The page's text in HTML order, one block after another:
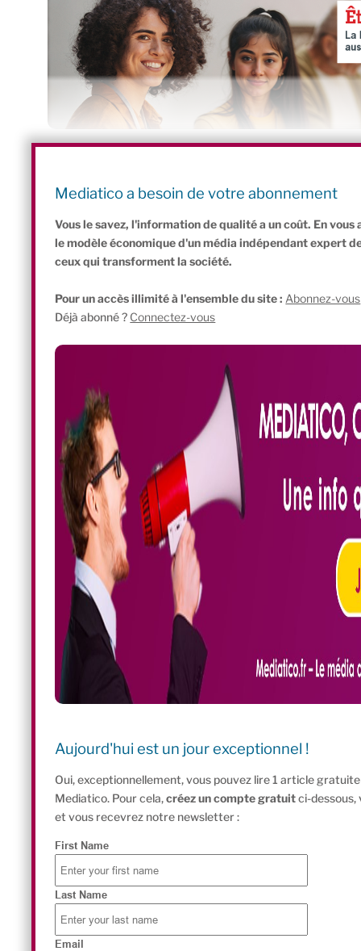
Mediatico a besoin de votre abonnement
Vous le savez, l'information de qualité a un coût. En
le modèle économique d'un média indépendant expert
ceux qui transforment la société.
Pour un accès illimité à l'ensemble du site : Abonnez-vous
Déjà abonné ? Connectez-vous
Aujourd'hui est un jour exceptionnel !
Oui, exceptionnellement, vous pouvez lire 1 article
Mediatico. Pour cela,créez un compte gratuitci-dessous,
et vous recevrez notre newsletter :
First Name
Last Name
Email